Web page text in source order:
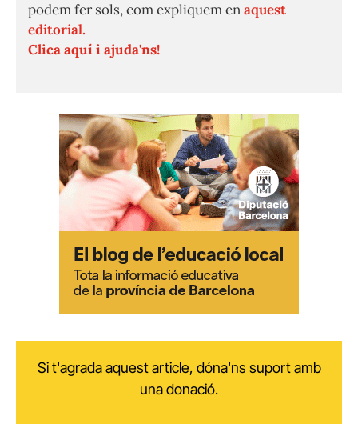
podem fer sols, com expliquem enaquest
editorial.
Clica aquí i ajuda'ns!
Si t'agrada aquest article, dóna'ns suport amb
una donació.